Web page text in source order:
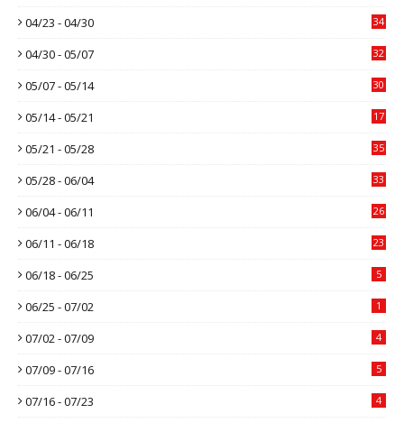
04/23 - 04/30 34
04/30 - 05/07 32
05/07 - 05/14 30
05/14 - 05/21 17
05/21 - 05/28 35
05/28 - 06/04 33
06/04 - 06/11 26
06/11 - 06/18 23
06/18 - 06/25 5
06/25 - 07/02 1
07/02 - 07/09 4
07/09 - 07/16 5
07/16 - 07/23 4